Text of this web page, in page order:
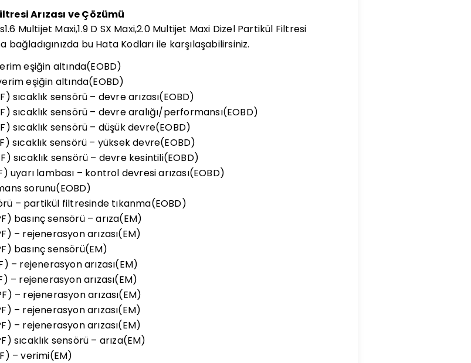
Arızası ve Çözümü
Multijet Maxi,1.9 D SX Maxi,2.0 Multijet Maxi Dizel Partikül Filtresi
bağladıgınızda bu Hata Kodları ile karşılaşabilirsiniz.
eşiğin altında(EOBD)
eşiğin altında(EOBD)
sıcaklık sensörü – devre arızası(EOBD)
sıcaklık sensörü – devre aralığı/performansı(EOBD)
sıcaklık sensörü – düşük devre(EOBD)
sıcaklık sensörü – yüksek devre(EOBD)
sıcaklık sensörü – devre kesintili(EOBD)
uyarı lambası – kontrol devresi arızası(EOBD)
sorunu(EOBD)
– partikül filtresinde tıkanma(EOBD)
basınç sensörü – arıza(EM)
– rejenerasyon arızası(EM)
basınç sensörü(EM)
– rejenerasyon arızası(EM)
– rejenerasyon arızası(EM)
– rejenerasyon arızası(EM)
– rejenerasyon arızası(EM)
– rejenerasyon arızası(EM)
sıcaklık sensörü – arıza(EM)
– verimi(EM)